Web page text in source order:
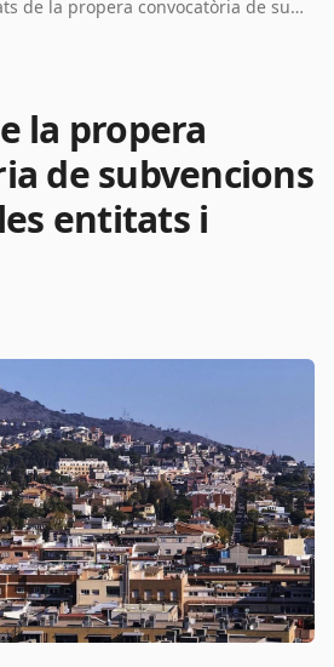
Novetats de la propera convocatòria de subvencions 2022 per a les entitats i col·lectius
la propera
de subvencions
entitats i